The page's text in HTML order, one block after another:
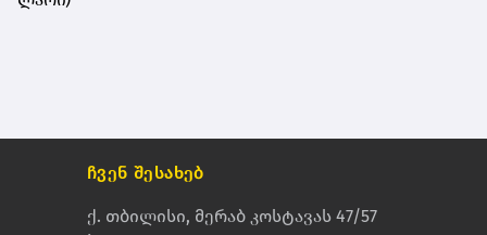
ჩვენ შესახებ
ქ. თბილისი, მერაბ კოსტავას 47/57